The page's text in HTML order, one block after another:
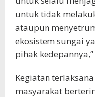
untuk tidak
ataupun
ekosistem sungai
pihak kedepannya,”
Kegiatan
masyarakat